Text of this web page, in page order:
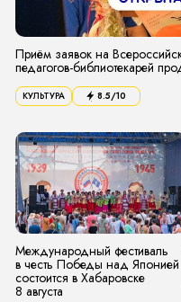
Приём заявок на
педагогов-библиотекарей
КУЛЬТУРА 8.5/10
Международный фестиваль
в честь Победы над Японией
состоится в Хабаровске
8 августа